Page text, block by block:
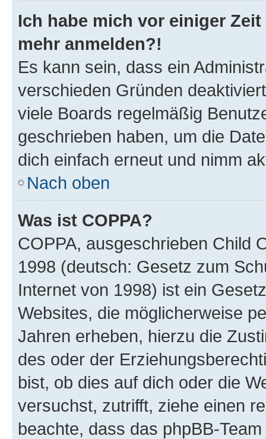
Ich habe mich vor einiger
mehr anmelden?!
Es kann sein, dass ein
verschieden Gründen
viele Boards regelmäßig
geschrieben haben, um die
dich einfach erneut und nimm
Nach oben
Was ist COPPA?
COPPA, ausgeschrieben Child
1998 (deutsch: Gesetz zum
Internet von 1998) ist ein
Websites, die möglicherweise
Jahren erheben, hierzu die
des oder der
bist, ob dies auf dich oder die
versuchst, zutrifft, ziehe einen
beachte, dass das phpBB-